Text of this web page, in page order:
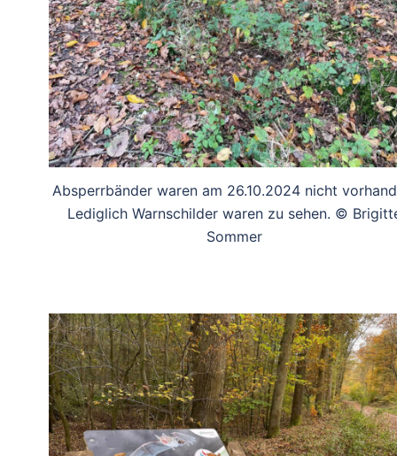
Absperrbänder waren am 26.10.2024 nicht
Lediglich Warnschilder waren zu sehen. ©
Sommer